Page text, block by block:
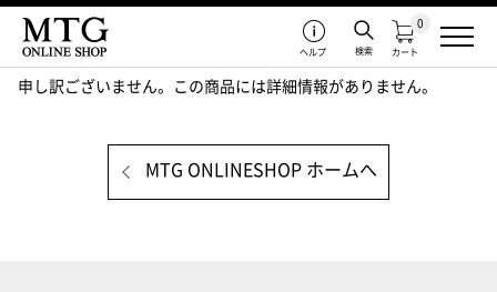
カート
0
検索
ヘルプ
申し訳ございません。この商品には詳細情報がありません。
MTG ONLINESHOP ホームへ